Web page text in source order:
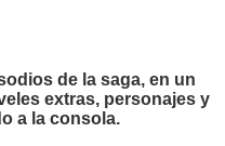
de la saga, en un
extras, personajes y
a la consola.